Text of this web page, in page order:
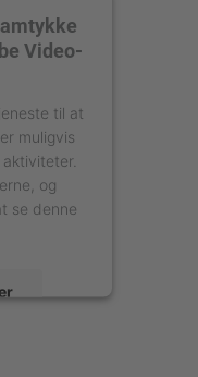
Video-
til at
muligvis
og
se denne